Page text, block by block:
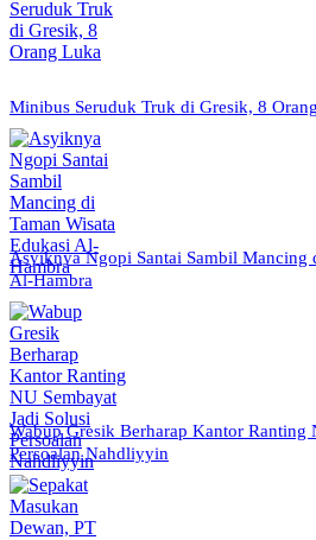
Minibus Seruduk Truk di Gresik, 8
Asyiknya Ngopi Santai Sambil Mancing
Al-Hambra
Wabup Gresik Berharap Kantor Ranting
Persoalan Nahdliyyin